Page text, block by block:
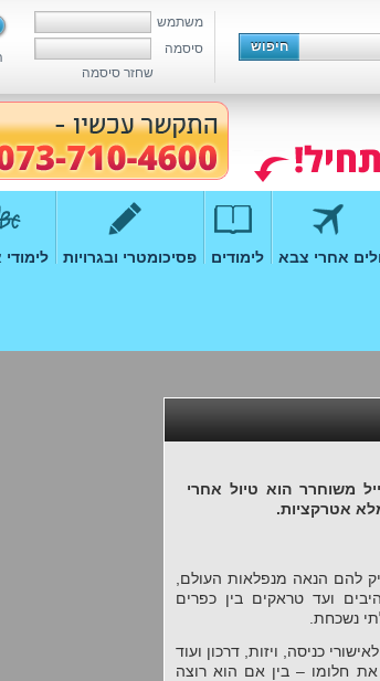
משתמש
סיסמה
שחזר סיסמה
אחרי צבא לימודים פסיכומטרי ובגרויות
משוחרר הוא טיול אחרי
אטרקציות.
להם הנאה מנפלאות העולם,
ועד טראקים בין כפרים
נשכחת.
כניסה, ויזות, דרכון ועוד
חלומו – בין אם הוא רוצה